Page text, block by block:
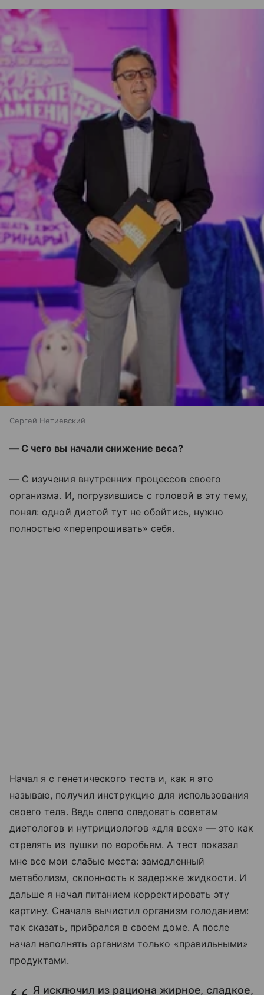
Сергей Нетиевский
— С чего вы начали снижение веса?
— С изучения внутренних процессов своего
организма. И, погрузившись с головой в эту тему,
понял: одной диетой тут не обойтись, нужно
полностью «перепрошивать» себя.
Начал я с генетического теста и, как я это
называю, получил инструкцию для использования
своего тела. Ведь слепо следовать советам
диетологов и нутрициологов «для всех» — это как
стрелять из пушки по воробьям. А тест показал
мне все мои слабые места: замедленный
метаболизм, склонность к задержке жидкости. И
дальше я начал питанием корректировать эту
картину. Сначала вычистил организм голоданием:
так сказать, прибрался в своем доме. А после
начал наполнять организм только «правильными»
продуктами.
Я исключил из рациона жирное, сладкое,